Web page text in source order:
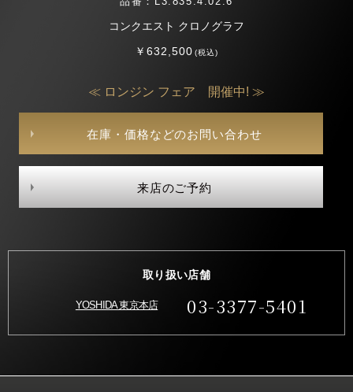
コンクエスト クロノグラフ
￥632,500(税込)
≪ ロンジン フェア 開催中! ≫
在庫・価格などのお問い合わせ
来店のご予約
取り扱い店舗
YOSHIDA 東京本店 03-3377-5401